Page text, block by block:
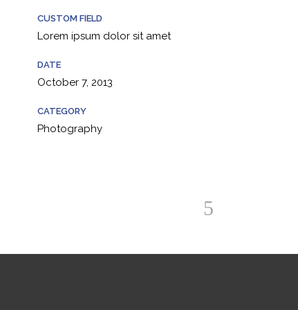
CUSTOM FIELD
Lorem ipsum dolor sit amet
DATE
October 7, 2013
CATEGORY
Photography